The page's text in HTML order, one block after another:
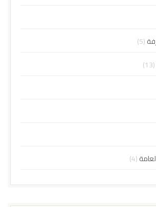
(5)
(13)
(4)